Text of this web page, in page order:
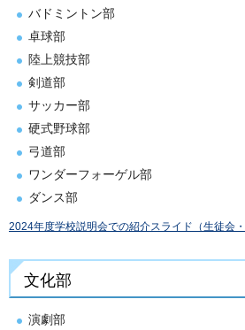
バドミントン部
卓球部
陸上競技部
剣道部
サッカー部
硬式野球部
弓道部
ワンダーフォーゲル部
ダンス部
2024年度学校説明会での紹介スライド（生徒会・
文化部
演劇部